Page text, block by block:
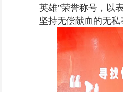
英雄”荣誉称号，以
坚持无偿献血的无私